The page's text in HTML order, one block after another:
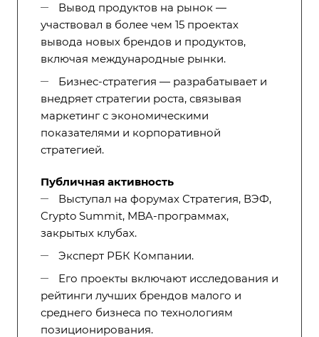
Вывод продуктов на рынок —
участвовал в более чем 15 проектах
вывода новых брендов и продуктов,
включая международные рынки.
Бизнес-стратегия — разрабатывает и
внедряет стратегии роста, связывая
маркетинг с экономическими
показателями и корпоративной
стратегией.
Публичная активность
Выступал на форумах Стратегия, ВЭФ,
Crypto Summit, MBA-программах,
закрытых клубах.
Эксперт РБК Компании.
Его проекты включают исследования и
рейтинги лучших брендов малого и
среднего бизнеса по технологиям
позиционирования.